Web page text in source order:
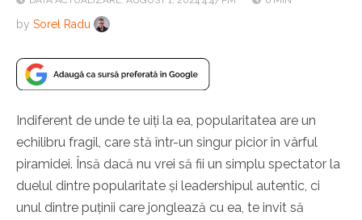
by Sorel Radu
Indiferent de unde te uiți la ea, popularitatea are un
echilibru fragil, care stă într-un singur picior în vârful
piramidei. Însă dacă nu vrei să fii un simplu spectator la
duelul dintre popularitate și leadershipul autentic, ci
unul dintre puținii care jonglează cu ea, te invit să